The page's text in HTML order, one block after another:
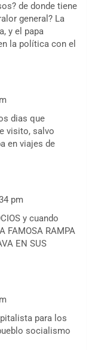
de donde tiene
general? La
y el papa
la política con el
dias que
visito, salvo
en viajes de
pm
y cuando
FAMOSA RAMPA
EN SUS
para los
socialismo